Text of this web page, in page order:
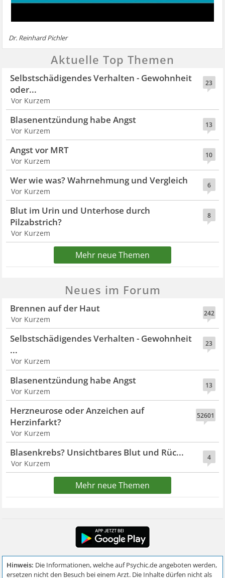
Dr. Reinhard Pichler
Aktuelle Top Themen
23
Selbstschädigendes Verhalten - Gewohnheit
oder...
Vor Kurzem
13
Blasenentzündung habe Angst
Vor Kurzem
10
Angst vor MRT
Vor Kurzem
6
Wer wie was? Wahrnehmung und Vergleich
Vor Kurzem
8
Blut im Urin und Unterhose durch
Pilzabstrich?
Vor Kurzem
Mehr neue Themen
Neues im Forum
242
Brennen auf der Haut
Vor Kurzem
23
Selbstschädigendes Verhalten - Gewohnheit
...
Vor Kurzem
13
Blasenentzündung habe Angst
Vor Kurzem
52601
Herzneurose oder Anzeichen auf
Herzinfarkt?
Vor Kurzem
4
Blasenkrebs? Unsichtbares Blut und Rüc...
Vor Kurzem
Mehr neue Themen